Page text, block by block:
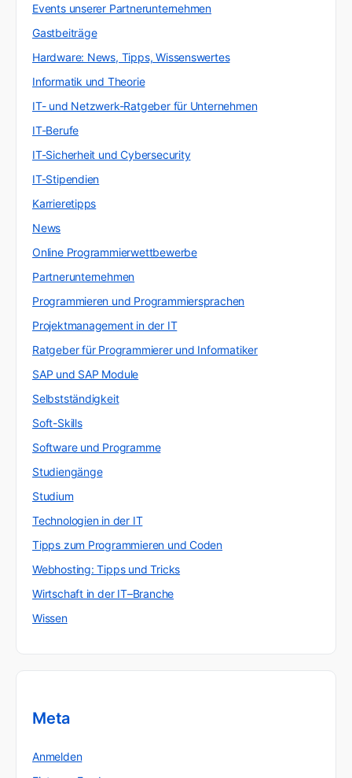
Events unserer Partnerunternehmen
Gastbeiträge
Hardware: News, Tipps, Wissenswertes
Informatik und Theorie
IT- und Netzwerk-Ratgeber für Unternehmen
IT-Berufe
IT-Sicherheit und Cybersecurity
IT-Stipendien
Karrieretipps
News
Online Programmierwettbewerbe
Partnerunternehmen
Programmieren und Programmiersprachen
Projektmanagement in der IT
Ratgeber für Programmierer und Informatiker
SAP und SAP Module
Selbstständigkeit
Soft-Skills
Software und Programme
Studiengänge
Studium
Technologien in der IT
Tipps zum Programmieren und Coden
Webhosting: Tipps und Tricks
Wirtschaft in der IT–Branche
Wissen
Meta
Anmelden